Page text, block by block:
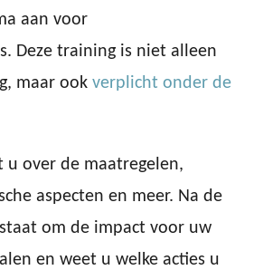
aan voor
Deze training is niet alleen
maar ook verplicht onder de
over de maatregelen,
aspecten en meer. Na de
om de impact voor uw
en weet u welke acties u